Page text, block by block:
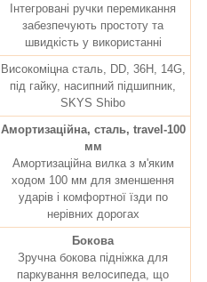
Інтегровані ручки перемикання
забезпечують простоту та
швидкість у використанні
Високоміцна сталь, DD, 36H, 14G,
під гайку, насипний підшипник,
SKYS Shibo
Амортизаційна, cталь, travel-100
мм
Амортизаційна вилка з м'яким
ходом 100 мм для зменшення
ударів і комфортної їзди по
нерівних дорогах
Бокова
Зручна бокова підніжка для
паркування велосипеда, що